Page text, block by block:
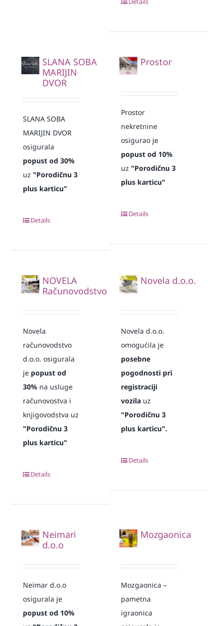
SLANA SOBA
MARIJIN
DVOR
SLANA SOBA
MARIJIN DVOR
osigurala
popust od 30%
uz "Porodičnu 3
plus karticu"
Details
Prostor
Prostor
nekretnine
osigurao je
popust od 10%
uz"Porodičnu 3
plus karticu"
Details
NOVELA
Računovodstvo
Novela
računovodstvo
d.o.o. osigurala
je popust od
30%na usluge
računovostva i
knjigovodstva uz
"Porodičnu 3
plus karticu"
Details
Novela d.o.o.
Novela d.o.o.
omogućila je
posebne
pogodnosti pri
registraciji
vozila uz
"Porodičnu 3
plus karticu".
Details
Neimari
d.o.o
Neimar d.o.o
osigurala je
popust od 10%
Mozgaonica
Mozgaonica –
pametna
igraonica